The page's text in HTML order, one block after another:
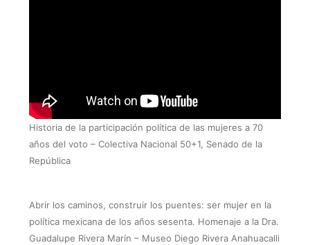
Historia de la participación política de las mujeres a 70
años del voto – Colectiva Nacional 50+1, Senado de la
República
Abrir los caminos, construir los puentes: ser mujer en la
política mexicana de los años sesenta. Homenaje a la Dra.
Guadalupe Rivera Marín – Museo Diego Rivera Anahuacalli